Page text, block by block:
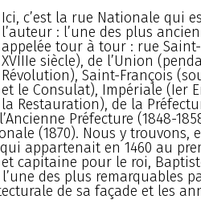
Ici, c’est la rue Nationale qui
l’auteur : l’une des plus
appelée tour à tour : rue
XVIIIe siècle), de l’Union
Révolution), Saint-François
et le Consulat), Impériale (Ier
la Restauration), de la
Préfecture (1848-
(1870). Nous y trouvons,
appartenait en 1460 au
capitaine pour le roi,
des plus remarquables
de sa façade et les